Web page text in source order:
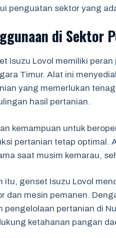
penguatan sektor yang
di Sektor
Isuzu Lovol memiliki
Timur. Alat ini
yang memerlukan
hasil pertanian.
kemampuan untuk
pertanian tetap optimal.
saat musim kemarau,
itu, genset Isuzu Lovol
dan mesin pemanen.
pengelolaan pertanian di
ketahanan pangan